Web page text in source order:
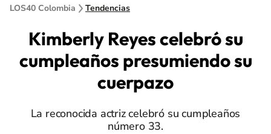
LOS40 Colombia Tendencias
Kimberly Reyes celebró su
cumpleaños presumiendo su
cuerpazo
La reconocida actriz celebró su cumpleaños
número 33.